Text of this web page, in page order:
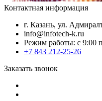
Контактная информация
г. Казань, ул.
info@infotech-k.ru
Режим работы: с 9:00
+7 843 212-25-26
Заказать звонок